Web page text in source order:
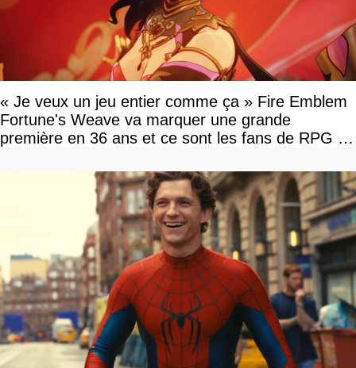
« Je veux un jeu entier comme ça » Fire Emblem
Fortune's Weave va marquer une grande
première en 36 ans et ce sont les fans de RPG en